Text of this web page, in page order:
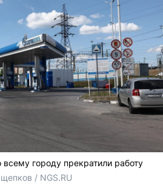
городу прекратили работу
/ NGS.RU